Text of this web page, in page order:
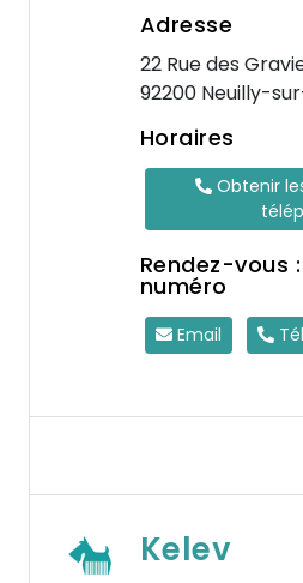
Adresse
22 Rue des
92200 Neuilly-
Horaires
Obtenir
Rendez-vous
numéro
Email
Kelev